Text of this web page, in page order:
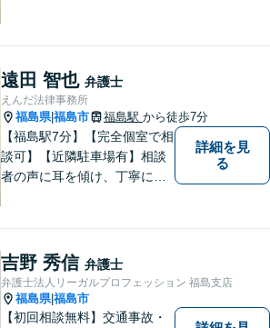
は着手金0円です。【電話相談
も可能】
遠田 智也 弁護士
えんだ法律事務所
福島県|福島市 福島駅 から徒歩7分
【福島駅7分】【完全個室で相
談可】【近隣駐車場有】相談
者の声に耳を傾け、丁寧にわ
った」と思っていただけるよ
うに全力を尽くしていきま
す。
詳細を見
る
吉野 秀信 弁護士
弁護士法人リーガルプロフェッション 福島支店
福島県|福島市
【初回相談無料】交通事故・